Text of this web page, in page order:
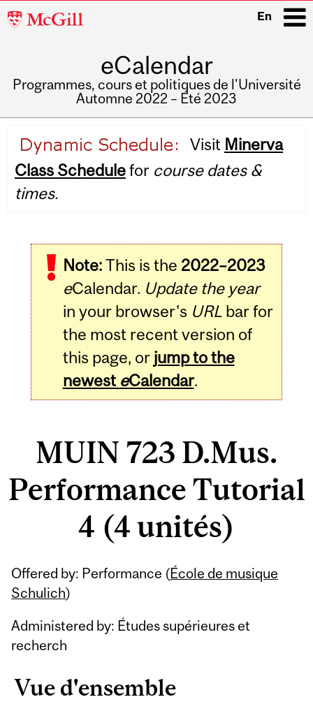
McGill
En
eCalendar
Programmes, cours et politiques de l'Université
Automne 2022 – Été 2023
navigation
Visit Minerva
Class Schedulefor course dates &
times.
Note:This is the 2022–2023
eCalendar. Update the year
in your browser's URLbar for
the most recent version of
this page, or jump to the
newest eCalendar.
MUIN 723 D.Mus.
Performance Tutorial
4 (4 unités)
Offered by: Performance (École de musique
Schulich)
Administered by: Études supérieures et
recherch
Vue d'ensemble
Related
Content